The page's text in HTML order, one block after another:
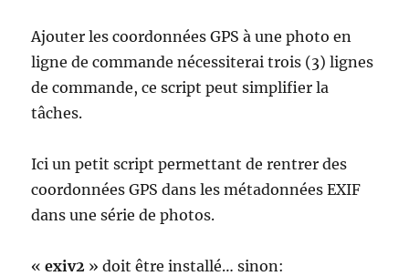
Ajouter les coordonnées GPS à une photo en
ligne de commande nécessiterai trois (3) lignes
de commande, ce script peut simplifier la
tâches.
Ici un petit script permettant de rentrer des
coordonnées GPS dans les métadonnées EXIF
dans une série de photos.
«exiv2 » doit être installé… sinon: